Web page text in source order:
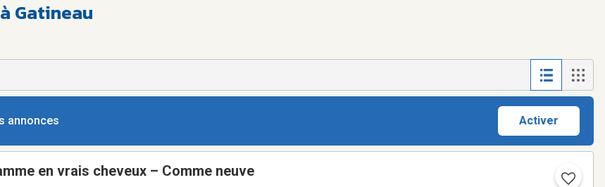
Gatineau
annonces Activer
en vrais cheveux – Comme neuve